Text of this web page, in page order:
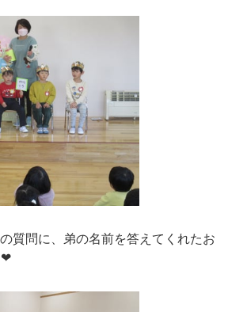
質問に、弟の名前を答えてくれたお